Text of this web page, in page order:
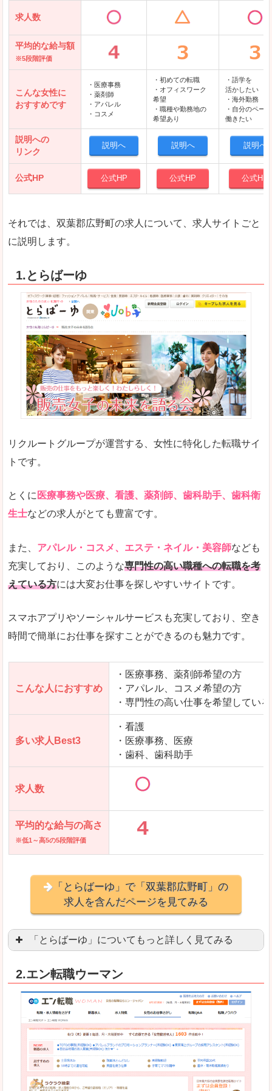
求人数
平均的な給与額
※5段階評価
こんな女性に
おすすめです
・医療事務
・薬剤師
・アパレル
・コスメ
・初めての転職
・オフィスワーク
希望
・職種や勤務地の
希望あり
・語学を
活かしたい
・海外勤務
・自分のペー
働きたい
説明への
リンク
説明へ 説明へ 説明へ
公式HP 公式HP 公式HP 公式HP
それでは、双葉郡広野町の求人について、求人サイトごと
に説明します。
1.とらばーゆ
リクルートグループが運営する、女性に特化した転職サイ
トです。
とくに 医療事務や医療、看護、薬剤師、歯科助手、歯科衛
生士などの求人がとても豊富です。
また、 アパレル・コスメ、エステ・ネイル・美容師なども
充実しており、このような専門性の高い職種への転職を考
えている方には大変お仕事を探しやすいサイトです。
スマホアプリやソーシャルサービスも充実しており、空き
時間で簡単にお仕事を探すことができるのも魅力です。
こんな人におすすめ
・医療事務、薬剤師希望の方
・アパレル、コスメ希望の方
・専門性の高い仕事を希望してい
多い求人Best3
・看護
・医療事務、医療
・歯科、歯科助手
求人数
平均的な給与の高さ
※低1～高5の5段階評価
「とらばーゆ」で「双葉郡広野町」の
求人を含んだページを見てみる
「とらばーゆ」についてもっと詳しく見てみる
良いところ
スマホアプリやソーシャルアカウントが充実して
「ファッション・ブランドページ」という検索
悪いところ
事務などのオフィスワークを探している方にとっ
専門性が強い部分があるので、逆に一般的なお仕
2.エン転職ウーマン